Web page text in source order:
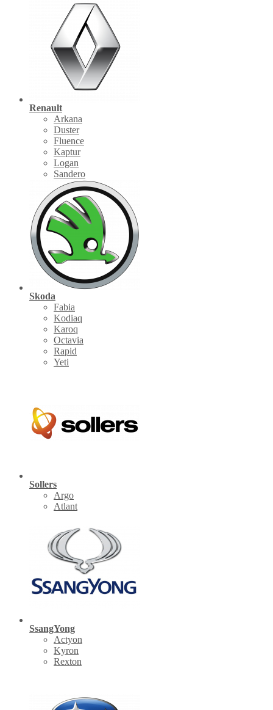
Renault
Arkana
Duster
Fluence
Kaptur
Logan
Sandero
Skoda
Fabia
Kodiaq
Karoq
Octavia
Rapid
Yeti
Sollers
Argo
Atlant
SsangYong
Actyon
Kyron
Rexton